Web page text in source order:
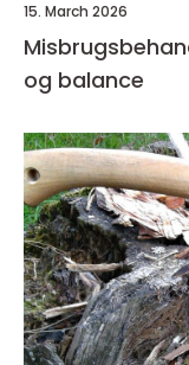
15. March 2026
og balance